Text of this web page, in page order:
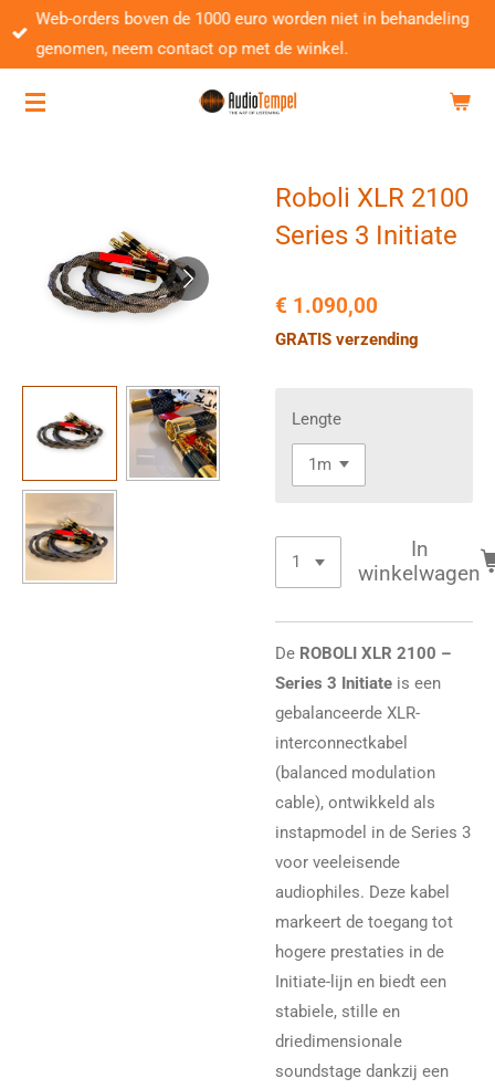
Ga
direct
de
Web-orders boven de 1000 euro worden niet in behandeling
genomen, neem contact op met de winkel.
Roboli XLR 2100
Series 3 Initiate
€ 1.090,00
GRATIS verzending
Lengte
In
winkelwagen
De ROBOLI XLR 2100 –
Series 3 Initiate is een
gebalanceerde XLR-
interconnectkabel
(balanced modulation
cable), ontwikkeld als
instapmodel in de Series 3
voor veeleisende
audiophiles. Deze kabel
markeert de toegang tot
hogere prestaties in de
Initiate-lijn en biedt een
stabiele, stille en
driedimensionale
soundstage dankzij een